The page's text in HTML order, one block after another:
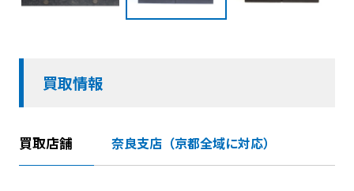
買取情報
買取店舗 奈良支店（京都全域に対応）